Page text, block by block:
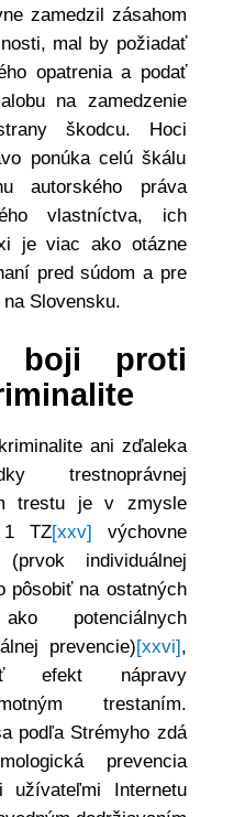
zamedzil zásahom
mal by požiadať
opatrenia a podať
na zamedzenie
škodcu. Hoci
ponúka celú škálu
autorského práva
vlastníctva, ich
je viac ako otázne
pred súdom a pre
Slovensku.
boji proti
ani zďaleka
trestnoprávnej
trestu je v zmysle
1 TZ[xxv] výchovne
individuálnej
pôsobiť na ostatných
potenciálnych
prevencie)[xxvi],
efekt nápravy
trestaním.
podľa Strémyho zdá
prevencia
užívateľmi Internetu